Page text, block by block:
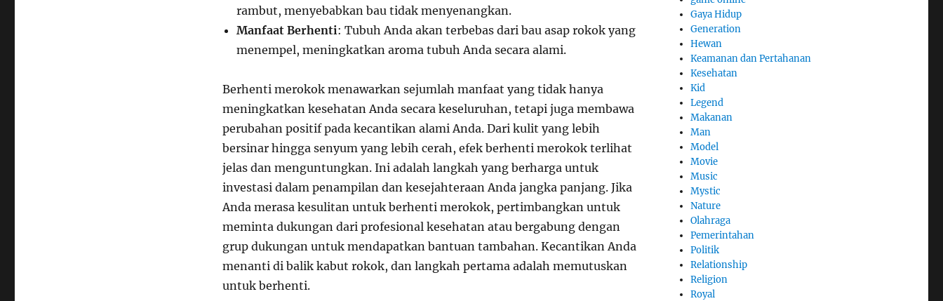
rambut, menyebabkan bau tidak menyenangkan.
Manfaat Berhenti: Tubuh Anda akan terbebas dari bau asap rokok yang
menempel, meningkatkan aroma tubuh Anda secara alami.
Berhenti merokok menawarkan sejumlah manfaat yang tidak hanya
meningkatkan kesehatan Anda secara keseluruhan, tetapi juga membawa
perubahan positif pada kecantikan alami Anda. Dari kulit yang lebih
bersinar hingga senyum yang lebih cerah, efek berhenti merokok terlihat
jelas dan menguntungkan. Ini adalah langkah yang berharga untuk
investasi dalam penampilan dan kesejahteraan Anda jangka panjang. Jika
Anda merasa kesulitan untuk berhenti merokok, pertimbangkan untuk
meminta dukungan dari profesional kesehatan atau bergabung dengan
grup dukungan untuk mendapatkan bantuan tambahan. Kecantikan Anda
menanti di balik kabut rokok, dan langkah pertama adalah memutuskan
untuk berhenti.
Gaya Hidup
Generation
Hewan
Keamanan dan Pertahanan
Kesehatan
Kid
Legend
Makanan
Man
Model
Movie
Music
Mystic
Nature
Olahraga
Pemerintahan
Politik
Relationship
Religion
Royal